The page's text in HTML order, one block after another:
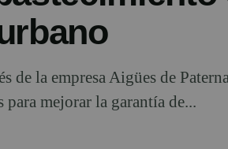
de la empresa Aigües de
mejorar la garantía de...